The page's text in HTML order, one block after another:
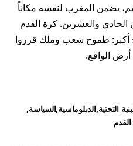
يضمن المغرب لنفسه مكاناً
الحادي والعشرين. كرة القدم
طموح شعب وملك قرروا
الواقع.
التحتية الدبلوماسية السياسة